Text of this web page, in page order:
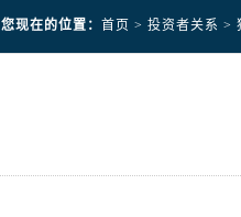
您现在的位置： 首页 > 投资者关系 >